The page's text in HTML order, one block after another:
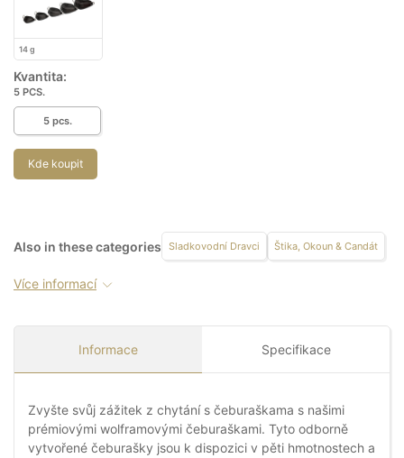
14 g
Kvantita:
5 PCS.
5 pcs.
Kde koupit
Also in these categories Sladkovodní Dravci Štika, Okoun & Candát
Více informací
Informace Specifikace
Zvyšte svůj zážitek z chytání s čeburaškama s našimi
prémiovými wolframovými čeburaškami. Tyto odborně
vytvořené čeburašky jsou k dispozici v pěti hmotnostech a